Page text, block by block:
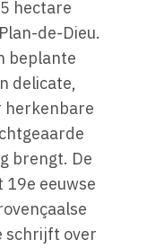
hectare
de-Dieu.
beplante
delicate,
herkenbare
brengt. De
19e eeuwse
schrijft over